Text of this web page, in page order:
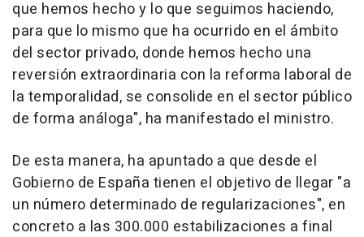
que hemos hecho y lo que seguimos haciendo,
para que lo mismo que ha ocurrido en el ámbito
del sector privado, donde hemos hecho una
reversión extraordinaria con la reforma laboral de
la temporalidad, se consolide en el sector público
de forma análoga", ha manifestado el ministro.
De esta manera, ha apuntado a que desde el
Gobierno de España tienen el objetivo de llegar "a
un número determinado de regularizaciones", en
concreto a las 300.000 estabilizaciones a final